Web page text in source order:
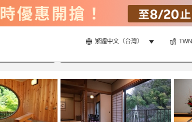
繁體中文（台灣） TWN